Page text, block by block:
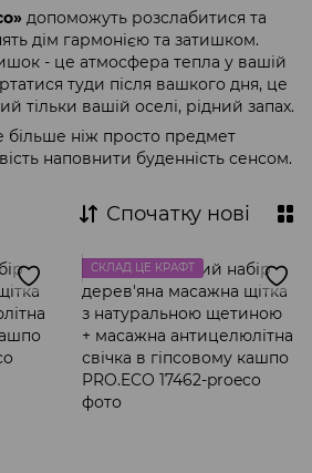
допоможуть розслабитися та
дім гармонією та затишком.
- це атмосфера тепла у вашій
туди після вашкого дня, це
тільки вашій оселі, рідний запах.
більше ніж просто предмет
наповнити буденність сенсом.
Спочатку нові
СКЛАД ЦЕ КРАФТ